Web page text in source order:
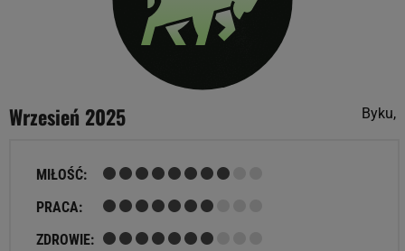
Wrzesień 2025
MIŁOŚĆ:
PRACA:
ZDROWIE:
Byku,